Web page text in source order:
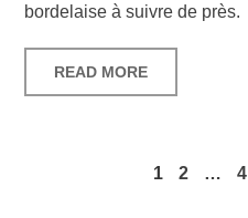
bordelaise à suivre de près.
READ MORE
1 2 … 4